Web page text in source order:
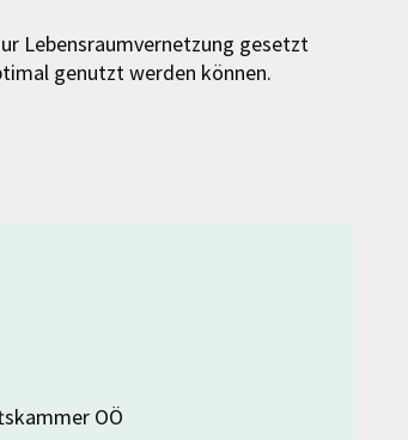
Lebensraumvernetzung gesetzt
genutzt werden können.
OÖ